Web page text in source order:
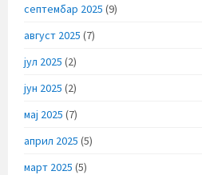
септембар 2025 (9)
август 2025 (7)
јул 2025 (2)
јун 2025 (2)
мај 2025 (7)
април 2025 (5)
март 2025 (5)